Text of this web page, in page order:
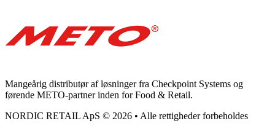
Mangeårig distributør af løsninger fra Checkpoint Systems og
førende METO-partner inden for Food & Retail.
NORDIC RETAIL ApS © 2026 • Alle rettigheder forbeholdes